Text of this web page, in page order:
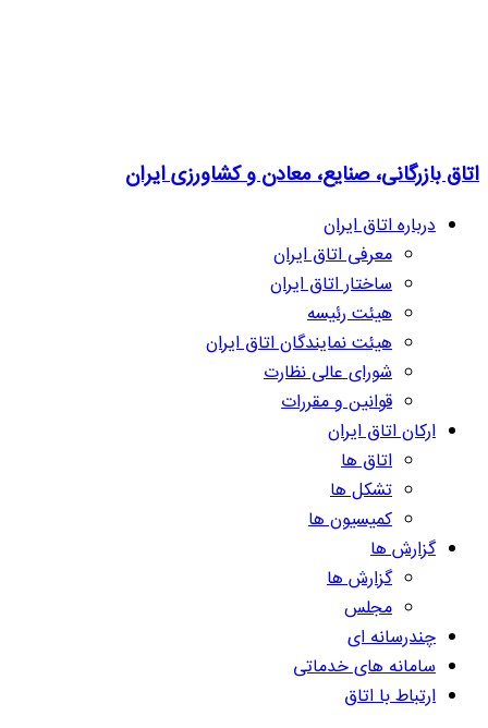
اتاق بازرگانی، صنایع، معادن و کشاورزی ایران
درباره اتاق ایران
معرفی اتاق ایران
ساختار اتاق ایران
هیئت رئیسه
هیئت نمایندگان اتاق ایران
شورای عالی نظارت
قوانین و مقررات
ارکان اتاق ایران
اتاق ها
تشکل ها
کمیسیون ها
گزارش ها
گزارش ها
مجلس
چندرسانه ای
سامانه های خدماتی
ارتباط با اتاق